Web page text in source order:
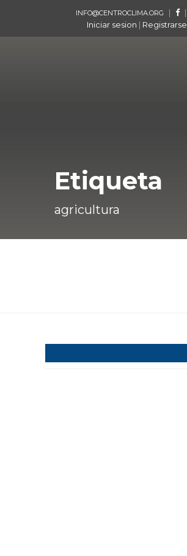
INFO@CENTROCLIMA.ORG |
|
Iniciar sesion | Registrarse
Etiqueta
agricultura